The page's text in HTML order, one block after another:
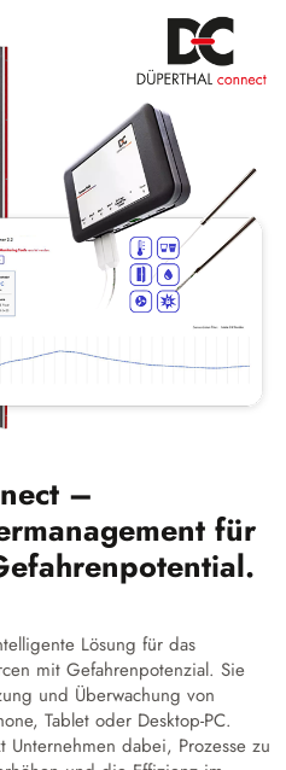
–
für
Lösung für das
mit Gefahrenpotenzial. Sie
und Überwachung von
Tablet oder Desktop-PC.
Unternehmen dabei, Prozesse zu